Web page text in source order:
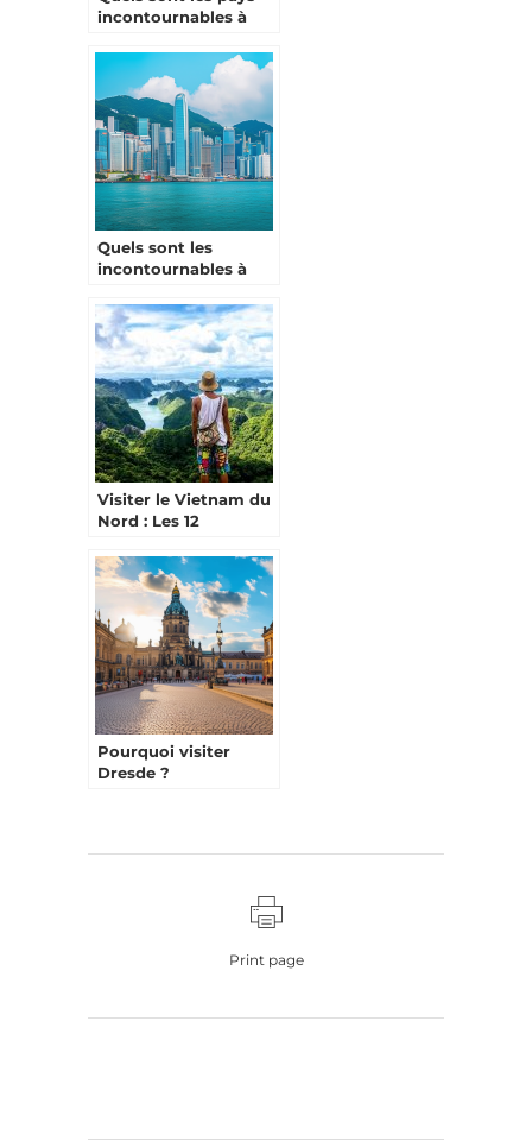
incontournables à
Quels sont les
incontournables à
Visiter le Vietnam du
Nord : Les 12
Pourquoi visiter
Dresde ?
Print page